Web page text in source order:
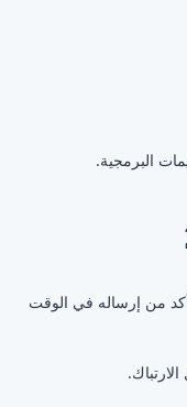
البرمجية.
من إرساله في الوقت